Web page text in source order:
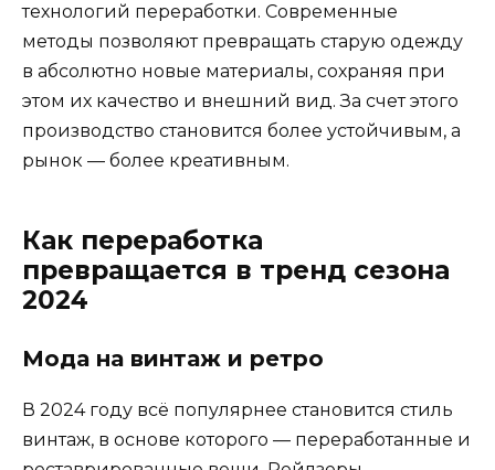
технологий переработки. Современные
методы позволяют превращать старую одежду
в абсолютно новые материалы, сохраняя при
этом их качество и внешний вид. За счет этого
производство становится более устойчивым, а
рынок — более креативным.
Как переработка
превращается в тренд сезона
2024
Мода на винтаж и ретро
В 2024 году всё популярнее становится стиль
винтаж, в основе которого — переработанные и